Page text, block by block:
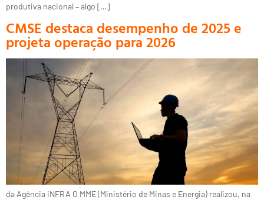
produtiva nacional – algo […]
CMSE destaca desempenho de 2025 e
projeta operação para 2026
da Agência iNFRA O MME (Ministério de Minas e Energia) realizou, na